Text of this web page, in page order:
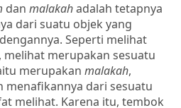
dan malakahadalah tetapnya
dari suatu objek yang
Seperti melihat
merupakan sesuatu
merupakan malakah,
menafikannya dari sesuatu
melihat. Karena itu, tembok